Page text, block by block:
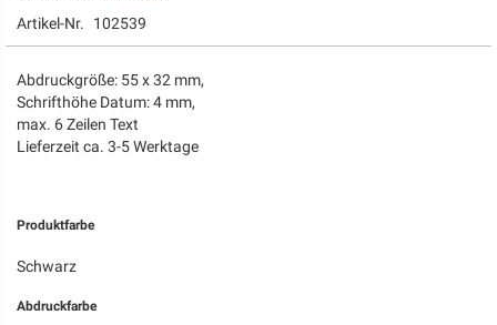
Artikel-Nr. 102539
Abdruckgröße: 55 x 32 mm,
Schrifthöhe Datum: 4 mm,
max. 6 Zeilen Text
Lieferzeit ca. 3-5 Werktage
Produktfarbe
Schwarz
Abdruckfarbe